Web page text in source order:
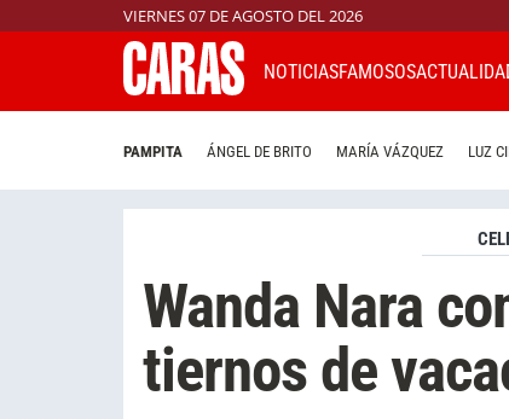
VIERNES 07 DE AGOSTO DEL 2026
NOTICIASFAMOSOS
PAMPITA ÁNGEL DE BRITO MARÍA VÁZQUEZ LUZ
Wanda Nara
tiernos de